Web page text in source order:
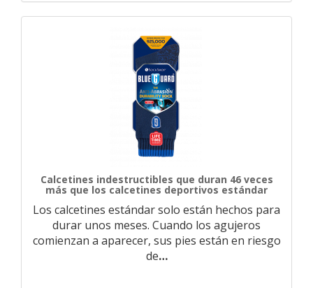
Calcetines indestructibles que duran 46 veces
más que los calcetines deportivos estándar
Los calcetines estándar solo están hechos para
durar unos meses. Cuando los agujeros
comienzan a aparecer, sus pies están en riesgo
de…